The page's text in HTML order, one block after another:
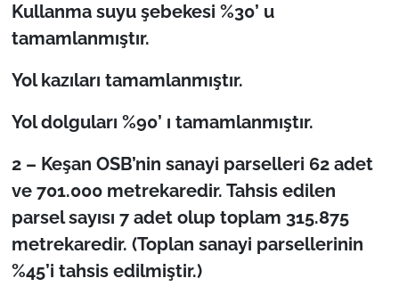
Kullanma suyu şebekesi %30’ u
tamamlanmıştır.
Yol kazıları tamamlanmıştır.
Yol dolguları %90’ ı tamamlanmıştır.
2 – Keşan OSB’nin sanayi parselleri 62 adet
ve 701.000 metrekaredir. Tahsis edilen
parsel sayısı 7 adet olup toplam 315.875
metrekaredir. (Toplan sanayi parsellerinin
%45’i tahsis edilmiştir.)